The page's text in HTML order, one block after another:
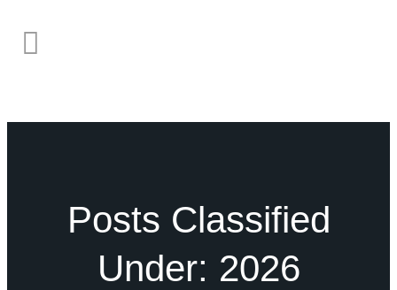
Posts Classified
Under: 2026